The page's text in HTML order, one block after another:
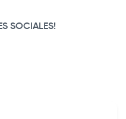
SOCIALES!